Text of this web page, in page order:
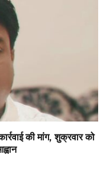
की मांग, शुक्रवार को